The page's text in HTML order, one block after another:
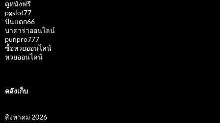
ดูหนังฟรี
pgslot77
ปั่นแตก66
บาคาร่าออนไลน์
punpro777
ซื้อหวยออนไลน์
หวยออนไลน์
คลังเก็บ
สิงหาคม 2026